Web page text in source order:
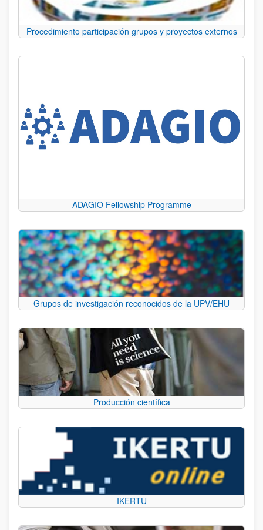
Procedimiento participación grupos y proyectos externos
ADAGIO Fellowship Programme
Grupos de investigación reconocidos de la UPV/EHU
Producción científica
IKERTU